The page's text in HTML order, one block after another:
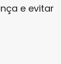
e evitar